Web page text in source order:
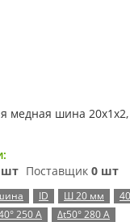
медная шина
шт Поставщик 0 шт
ID Ш 20 мм
250 А Δt50° 280 А